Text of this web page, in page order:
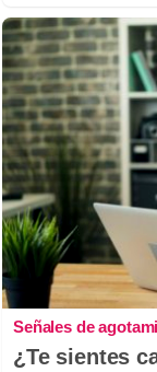
Señales de
¿Te sientes